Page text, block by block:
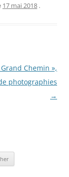
17 mai 2018 .
Grand Chemin »,
photographies
→